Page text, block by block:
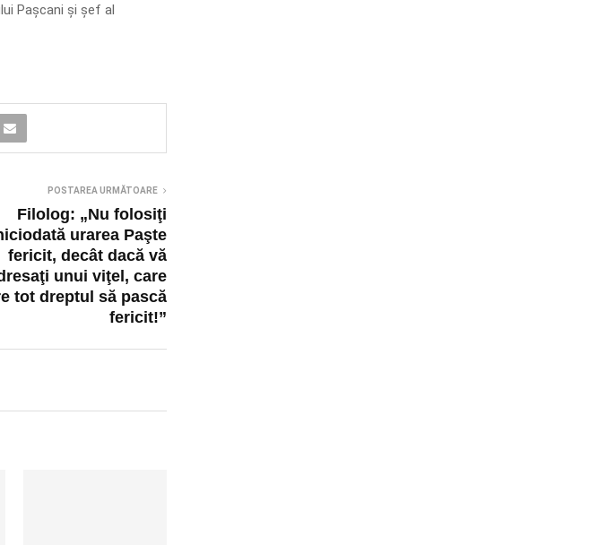
Pașcani și șef al
POSTAREA URMĂTOARE
Filolog: „Nu folosiţi
urarea Paşte
fericit, decât dacă vă
unui viţel, care
tot dreptul să pască
fericit!”